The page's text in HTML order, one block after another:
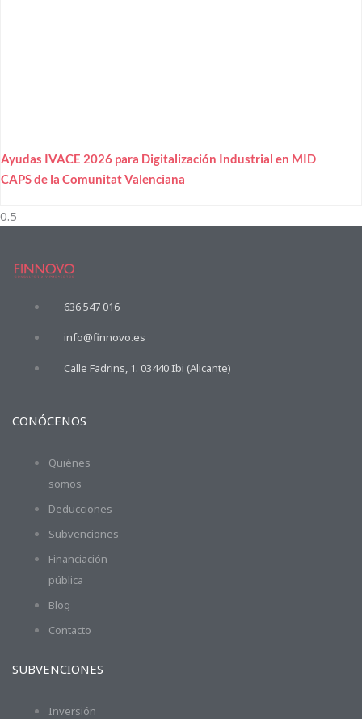
Ayudas IVACE 2026 para Digitalización Industrial en MID
CAPS de la Comunitat Valenciana
636 547 016
info@finnovo.es
Calle Fadrins, 1. 03440 Ibi (Alicante)
CONÓCENOS
Quiénes
somos
Deducciones
Subvenciones
Financiación
pública
Blog
Contacto
SUBVENCIONES
Inversión